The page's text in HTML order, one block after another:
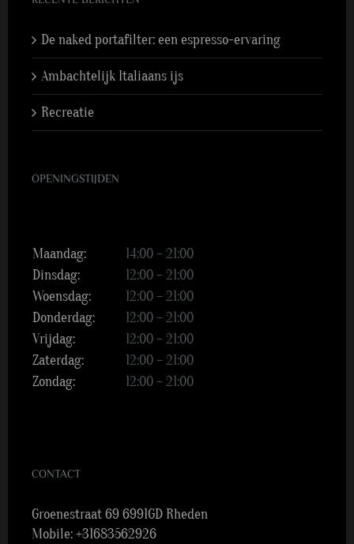
De naked portafilter: een espresso-ervaring
Ambachtelijk Italiaans ijs
Recreatie
OPENINGSTIJDEN
Maandag:
14:00 – 21:00
Dinsdag:
12:00 – 21:00
Woensdag:
12:00 – 21:00
Donderdag:
12:00 – 21:00
Vrijdag:
12:00 – 21:00
Zaterdag:
12:00 – 21:00
Zondag:
12:00 – 21:00
CONTACT
Groenestraat 69 6991GD Rheden
Mobile:+31683562926